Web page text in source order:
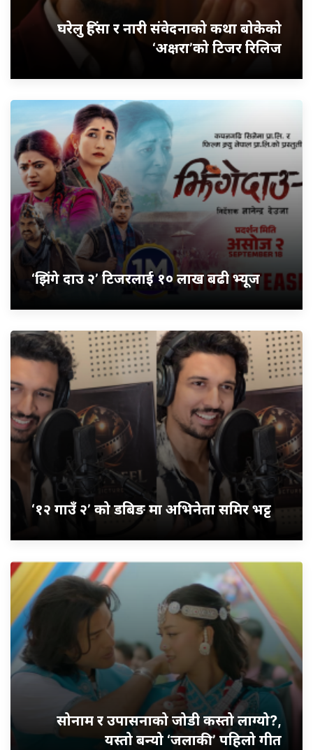
घरेलु हिंसा र नारी संवेदनाको कथा बोकेको
‘अक्षरा’को टिजर रिलिज
‘झिंगे दाउ २’ टिजरलाई १० लाख बढी भ्यूज
‘१२ गाउँ २’ को डबिङ मा अभिनेता समिर भट्ट
सोनाम र उपासनाको जोडी कस्तो लाग्यो?,
यस्तो बन्यो ‘जलाकी’ पहिलो गीत